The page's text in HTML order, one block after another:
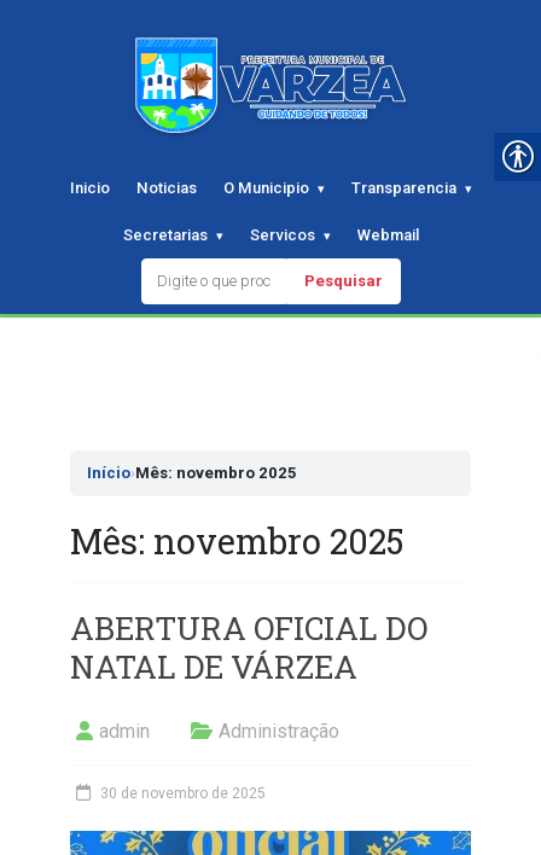
Inicio Noticias O Municipio Transparencia
Secretarias Servicos Webmail
Pesquisar
Início›Mês: novembro 2025
Mês: novembro 2025
ABERTURA OFICIAL DO
NATAL DE VÁRZEA
admin Administração
30 de novembro de 2025